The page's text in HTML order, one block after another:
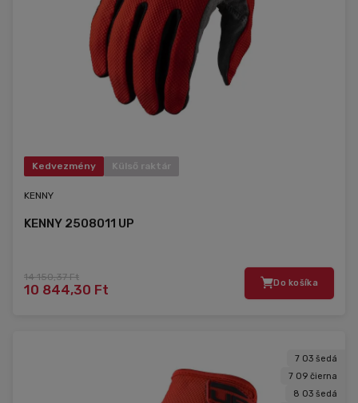
Kedvezmény Külső raktár
KENNY
KENNY 2508011 UP
14 150,37 Ft
10 844,30 Ft Do košíka
7 03 šedá
7 09 čierna
8 03 šedá